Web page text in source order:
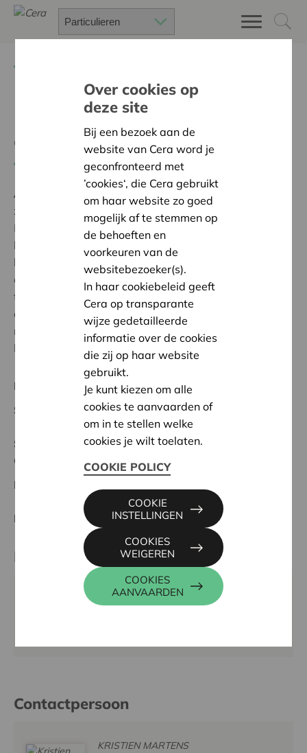
Lezen = dromen met je ogen
open
Terug naar overzicht
Ambitie:
Een solidaire, respectvolle samenleving
zonder drempels
Met de steun van Cera willen we het leesplezier
binnen onze school en de diverse thuissituaties van de
kinderen stimuleren. We gaan samen met de ouders
de beste leesambassadeurs zijn om het leesvuur door
te geven aan onze kinderen. Dit project geeft elk kind
de kans om een gratis gevarieerd aanbod aan te
reiken van diverse boeken en een bevorderlijke
leesomgeving.
Regionaal Project
Startdatum:
03/10/2023
Status:
Volledig
Geel-Mol
Datum:
Beslissing: Goedgekeurd
Partner
GBS DE PUZZEL, ENDSTRAAT 7, 2490 BALEN
Contactpersoon
KRISTIEN MARTENS
Over cookies op
deze site
Bij een bezoek aan de
website van Cera word je
geconfronteerd met
’cookies‘, die Cera gebruikt
om haar website zo goed
mogelijk af te stemmen op
de behoeften en
voorkeuren van de
websitebezoeker(s).
In haar cookiebeleid geeft
Cera op transparante
wijze gedetailleerde
informatie over de cookies
die zij op haar website
gebruikt.
Je kunt kiezen om alle
cookies te aanvaarden of
om in te stellen welke
cookies je wilt toelaten.
COOKIE POLICY
COOKIES
AANVAARDEN
COOKIES
WEIGEREN
COOKIE
INSTELLINGEN